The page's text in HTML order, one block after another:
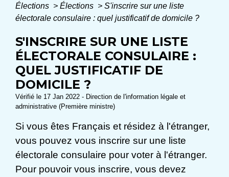
Élections > Élections > S'inscrire sur une liste
électorale consulaire : quel justificatif de domicile ?
S'INSCRIRE SUR UNE LISTE
ÉLECTORALE CONSULAIRE :
QUEL JUSTIFICATIF DE
DOMICILE ?
Vérifié le 17 Jan 2022 - Direction de l'information légale et
administrative (Première ministre)
Si vous êtes Français et résidez à l'étranger,
vous pouvez vous inscrire sur une liste
électorale consulaire pour voter à l'étranger.
Pour pouvoir vous inscrire, vous devez